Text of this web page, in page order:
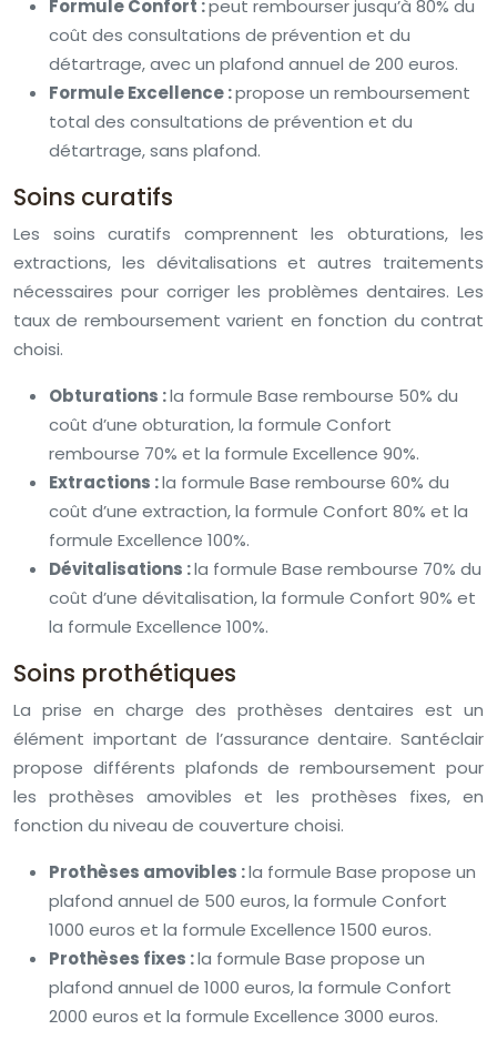
Formule Confort :peut rembourser jusqu’à 80% du
coût des consultations de prévention et du
détartrage, avec un plafond annuel de 200 euros.
Formule Excellence :propose un remboursement
total des consultations de prévention et du
détartrage, sans plafond.
Soins curatifs
Les soins curatifs comprennent les obturations, les
extractions, les dévitalisations et autres traitements
nécessaires pour corriger les problèmes dentaires. Les
taux de remboursement varient en fonction du contrat
choisi.
Obturations :la formule Base rembourse 50% du
coût d’une obturation, la formule Confort
rembourse 70% et la formule Excellence 90%.
Extractions :la formule Base rembourse 60% du
coût d’une extraction, la formule Confort 80% et la
formule Excellence 100%.
Dévitalisations :la formule Base rembourse 70% du
coût d’une dévitalisation, la formule Confort 90% et
la formule Excellence 100%.
Soins prothétiques
La prise en charge des prothèses dentaires est un
élément important de l’assurance dentaire. Santéclair
propose différents plafonds de remboursement pour
les prothèses amovibles et les prothèses fixes, en
fonction du niveau de couverture choisi.
Prothèses amovibles :la formule Base propose un
plafond annuel de 500 euros, la formule Confort
1000 euros et la formule Excellence 1500 euros.
Prothèses fixes :la formule Base propose un
plafond annuel de 1000 euros, la formule Confort
2000 euros et la formule Excellence 3000 euros.